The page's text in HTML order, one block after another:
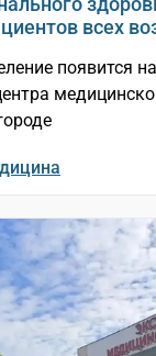
всех
появится